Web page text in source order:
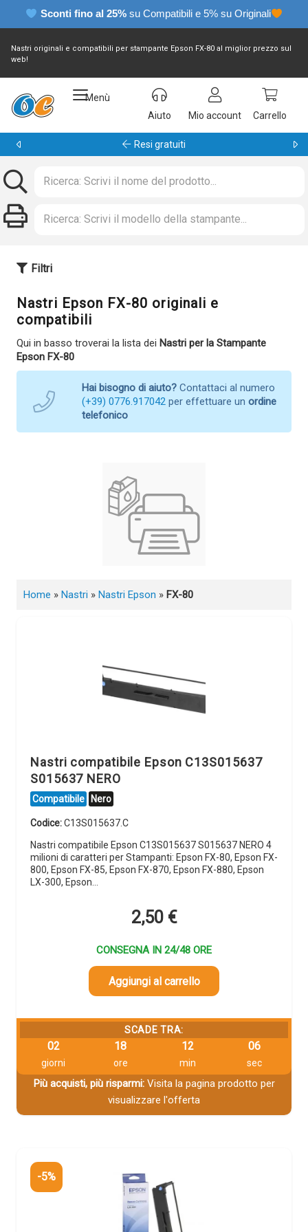
Sconti fino al 25% su Compatibili e 5% su Originali
Nastri originali e compatibili per stampante Epson FX-80 al miglior prezzo sul
web!
Menù
Aiuto
Mio account Carrello
Garanzia 24 mesi
Filtri
Nastri Epson FX-80 originali e
compatibili
Qui in basso troverai la lista dei Nastri per la Stampante
Epson FX-80
Hai bisogno di aiuto? Contattaci al numero
(+39) 0776.917042 per effettuare un ordine
telefonico
Home » Nastri » Nastri Epson » FX-80
Nastri compatibile Epson C13S015637
S015637 NERO
Compatibile Nero
Codice:C13S015637.C
Nastri compatibile Epson C13S015637 S015637 NERO 4
milioni di caratteri per Stampanti: Epson FX-80, Epson FX-
800, Epson FX-85, Epson FX-870, Epson FX-880, Epson
LX-300, Epson…
2,50 €
CONSEGNA IN 24/48 ORE
Aggiungi al carrello
SCADE TRA:
02
giorni
18
ore
12
min
06
sec
Più acquisti, più risparmi:Visita la pagina prodotto per
visualizzare l'offerta
-5%